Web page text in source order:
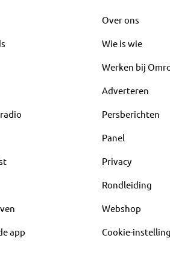
app
Over ons
Wie is wie
Werken bij
Adverteren
Persberichten
Panel
Privacy
Rondleiding
Webshop
Cookie-